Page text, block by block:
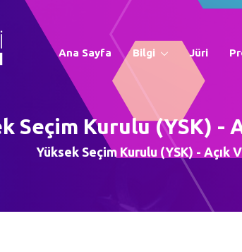
Ana Sayfa Bilgi Jüri
Seçim Kurulu (YSK) -
Yüksek Seçim Kurulu (YSK) - Açık